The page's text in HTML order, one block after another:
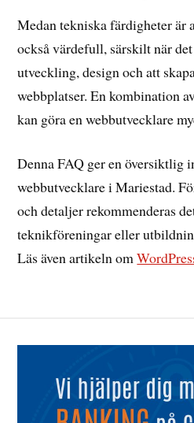
Medan tekniska färdigheter är
också värdefull, särskilt när
utveckling, design och att
webbplatser. En kombination
kan göra en webbutvecklare
Denna FAQ ger en översiktlig
webbutvecklare i Mariestad.
och detaljer rekommenderas
teknikföreningar eller
Läs även artikeln om